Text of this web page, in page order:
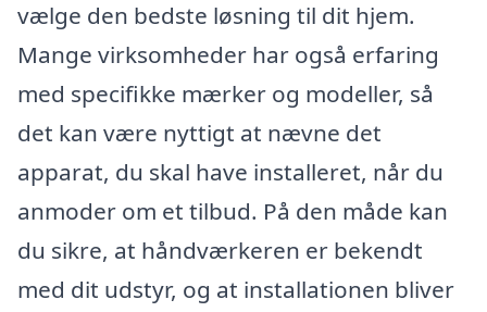
vælge den bedste løsning til dit hjem.
Mange virksomheder har også erfaring
med specifikke mærker og modeller, så
det kan være nyttigt at nævne det
apparat, du skal have installeret, når du
anmoder om et tilbud. På den måde kan
du sikre, at håndværkeren er bekendt
med dit udstyr, og at installationen bliver